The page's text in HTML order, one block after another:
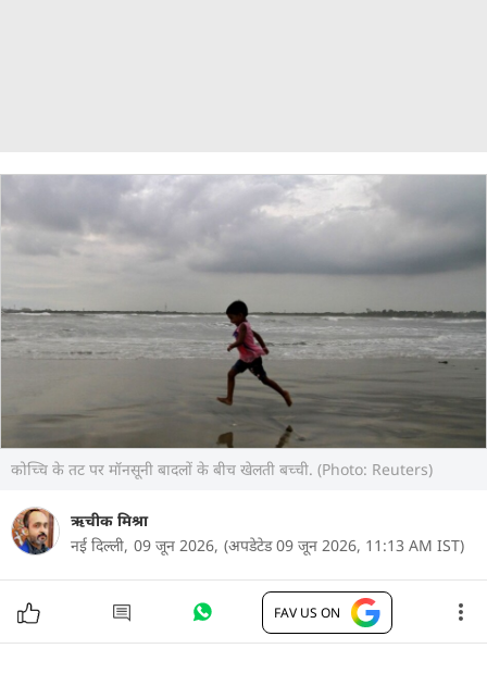
कोच्चि के तट पर मॉनसूनी बादलों के बीच खेलती बच्ची. (Photo: Reuters)
ऋचीक मिश्रा
नई दिल्ली, 09 जून 2026, (अपडेटेड 09 जून 2026, 11:13 AM IST)
FAV US ON